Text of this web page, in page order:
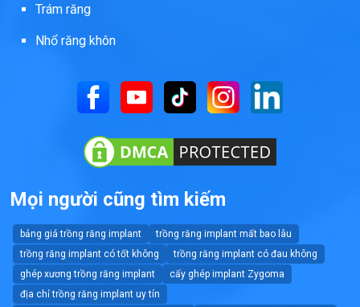
Trám răng
Nhổ răng khôn
Mọi người cũng tìm kiếm
bảng giá trồng răng implant
trồng răng implant mất bao lâu
trồng răng implant có tốt không
trồng răng implant có đau không
ghép xương trồng răng implant
cấy ghép implant Zygoma
địa chỉ trồng răng implant uy tín